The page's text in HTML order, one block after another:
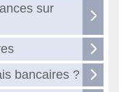
sur
bancaires ?